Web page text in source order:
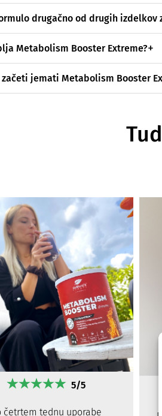
drugačno od drugih izdelkov
Metabolism Booster Extreme?
jemati Metabolism Booster
5/5
četrtem tednu uporabe